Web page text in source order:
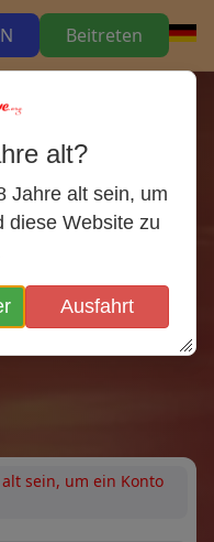
Beitreten
sein, um ein Konto
alt?
Jahre alt sein, um
diese Website zu
Ausfahrt